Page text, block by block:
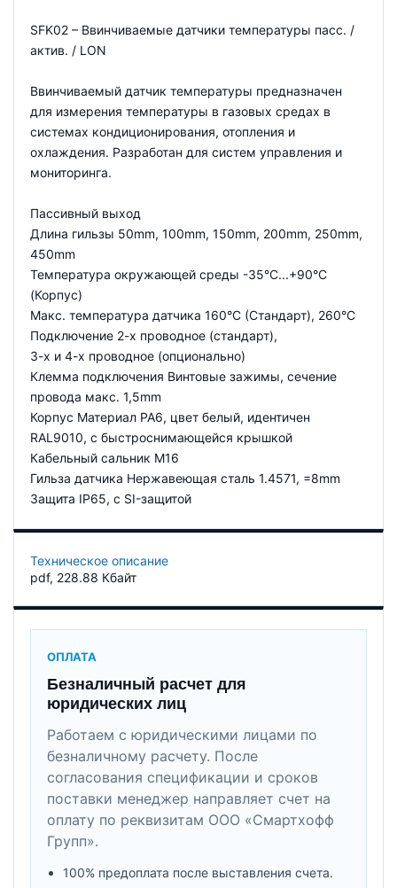
SFK02 – Ввинчиваемые датчики температуры пасс. /
актив. / LON
Ввинчиваемый датчик температуры предназначен
для измерения температуры в газовых средах в
системах кондиционирования, отопления и
охлаждения. Разработан для систем управления и
мониторинга.
Пассивный выход
Длина гильзы 50mm, 100mm, 150mm, 200mm, 250mm,
450mm
Температура окружающей среды -35°C...+90°C
(Корпус)
Макс. температура датчика 160°C (Стандарт), 260°C
Подключение 2-х проводное (стандарт),
3-х и 4-х проводное (опционально)
Клемма подключения Винтовые зажимы, сечение
провода макс. 1,5mm
Корпус Материал PA6, цвет белый, идентичен
RAL9010, с быстроснимающейся крышкой
Кабельный сальник M16
Гильза датчика Нержавеющая сталь 1.4571, =8mm
Защита IP65, c SI-защитой
Техническое описание
pdf, 228.88 Кбайт
ОПЛАТА
Безналичный расчет для
юридических лиц
Работаем с юридическими лицами по
безналичному расчету. После
согласования спецификации и сроков
поставки менеджер направляет счет на
оплату по реквизитам ООО «Смартхофф
Групп».
100% предоплата после выставления счета.